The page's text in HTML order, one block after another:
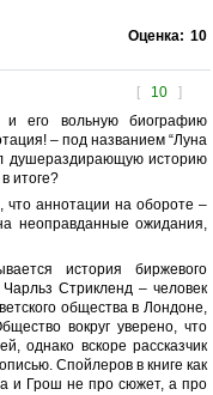
Оценка: 10
[ 10 ]
его вольную биографию
– под названием “Луна
душераздирающую историю
итоге?
что аннотации на обороте –
неоправданные ожидания,
история биржевого
Стрикленд – человек
общества в Лондоне,
вокруг уверено, что
однако вскоре рассказчик
Спойлеров в книге как
и Грош не про сюжет, а про